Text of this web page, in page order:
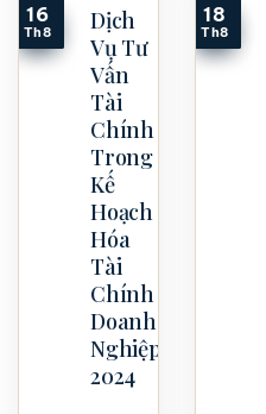
Dịch
Vụ Tư
Vấn
Tài
Chính
Trong
Kế
Hoạch
Hóa
Tài
Chính
Doanh
Nghiệp
2024
16
Th8
18
Th8